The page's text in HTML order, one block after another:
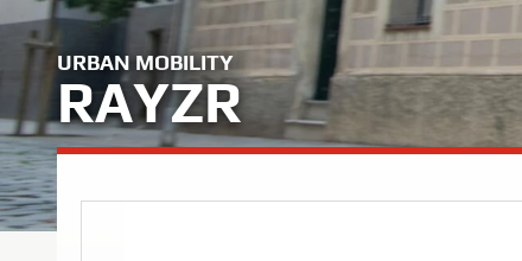
URBAN MOBILITY
RAYZR